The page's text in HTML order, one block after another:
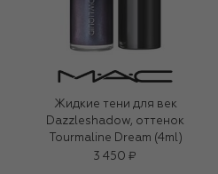
Жидкие тени для век
Dazzleshadow, оттенок
Tourmaline Dream (4ml)
3 450 ₽